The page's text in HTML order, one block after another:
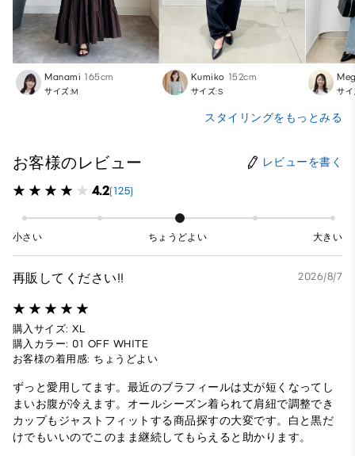
Manami 165cm
サイズ:M
Kumiko 152cm
サイズ:S サイ
スタイリングをもっとみる
お客様のレビュー レビューを書く
4.2(125)
小さい ちょうどよい 大きい
再販してください!! 2026/8/7
購入サイズ: XL
購入カラー: 01 OFF WHITE
お客様の着用感: ちょうどよい
ずっと愛用してます。最近のブラフィールは丈が短くなってし
まいお腹が冷えます。オールシーズン着られて肩紐で調整でき
カップもジャストフィットする商品探すの大変です。白と黒だ
けでもいいのでこのまま継続してもらえると助かります。